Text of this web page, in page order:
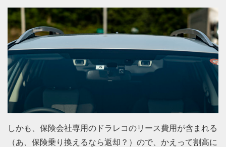
しかも、保険会社専用のドラレコのリース費用が含まれる
（あ、保険乗り換えるなら返却？）ので、かえって割高に